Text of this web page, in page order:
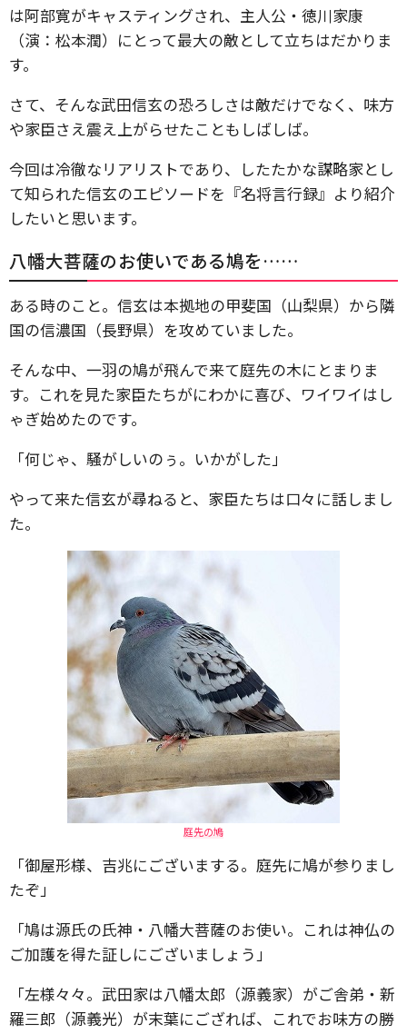
は阿部寛がキャスティングされ、主人公・徳川家康
（演：松本潤）にとって最大の敵として立ちはだかりま
す。
さて、そんな武田信玄の恐ろしさは敵だけでなく、味方
や家臣さえ震え上がらせたこともしばしば。
今回は冷徹なリアリストであり、したたかな謀略家とし
て知られた信玄のエピソードを『名将言行録』より紹介
したいと思います。
八幡大菩薩のお使いである鳩を……
ある時のこと。信玄は本拠地の甲斐国（山梨県）から隣
国の信濃国（長野県）を攻めていました。
そんな中、一羽の鳩が飛んで来て庭先の木にとまりま
す。これを見た家臣たちがにわかに喜び、ワイワイはし
ゃぎ始めたのです。
「何じゃ、騒がしいのぅ。いかがした」
やって来た信玄が尋ねると、家臣たちは口々に話しまし
た。
庭先の鳩
「御屋形様、吉兆にございまする。庭先に鳩が参りまし
たぞ」
「鳩は源氏の氏神・八幡大菩薩のお使い。これは神仏の
ご加護を得た証しにございましょう」
「左様々々。武田家は八幡太郎（源義家）がご舎弟・新
羅三郎（源義光）が末葉にござれば、これでお味方の勝